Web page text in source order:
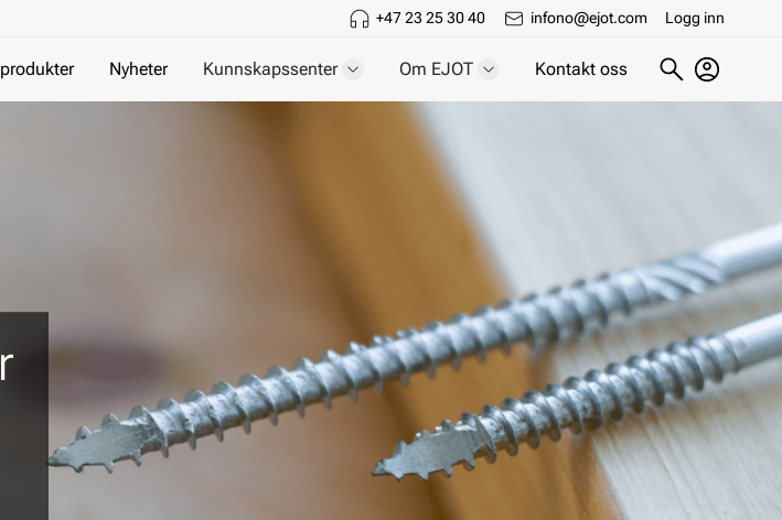
+47 23 25 30 40 infono@ejot.com Logg inn
Nyheter Kunnskapssenter Om EJOT Kontakt oss